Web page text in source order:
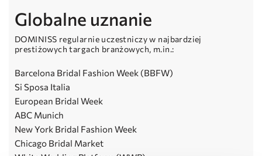
Globalne uznanie
DOMINISS regularnie uczestniczy w najbardziej
prestiżowych targach branżowych, m.in.:
Barcelona Bridal Fashion Week (BBFW)
Si Sposa Italia
European Bridal Week
ABC Munich
New York Bridal Fashion Week
Chicago Bridal Market